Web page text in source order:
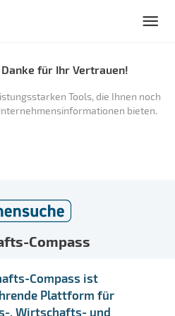
für Ihr Vertrauen!
Tools, die Ihnen noch
bieten.
Compass
Compass ist
Plattform für
, Wirtschafts- und